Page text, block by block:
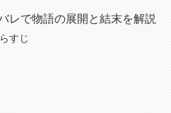
レで物語の展開と結末を解説
すじ